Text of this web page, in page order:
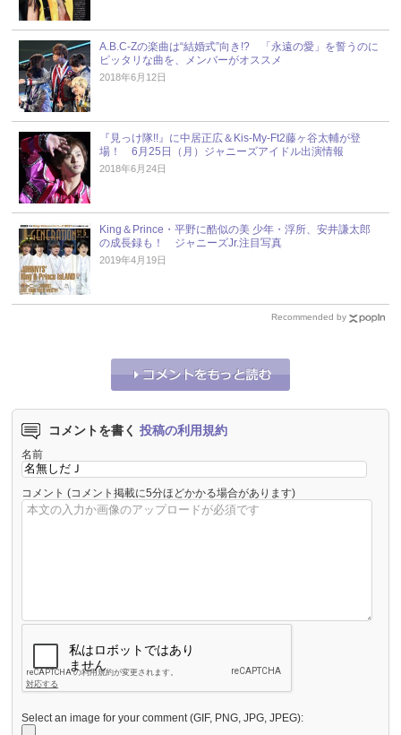
A.B.C-Zの楽曲は“結婚式”向き!? 「永遠の愛」を誓うのに
ピッタリな曲を、メンバーがオススメ
2018年6月12日
『見っけ隊!!』に中居正広＆Kis-My-Ft2藤ヶ谷太輔が登
場！ 6月25日（月）ジャニーズアイドル出演情報
2018年6月24日
King＆Prince・平野に酷似の美 少年・浮所、安井謙太郎
の成長録も！ ジャニーズJr.注目写真
2019年4月19日
Recommended by
コメントを書く 投稿の利用規約
名前
コメント (コメント掲載に5分ほどかかる場合があります)
Select an image for your comment (GIF, PNG, JPG, JPEG):